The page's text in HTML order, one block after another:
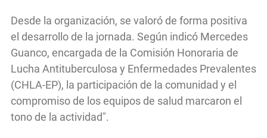
Desde la organización, se valoró de forma positiva
el desarrollo de la jornada. Según indicó Mercedes
Guanco, encargada de la Comisión Honoraria de
Lucha Antituberculosa y Enfermedades Prevalentes
(CHLA-EP), la participación de la comunidad y el
compromiso de los equipos de salud marcaron el
tono de la actividad".